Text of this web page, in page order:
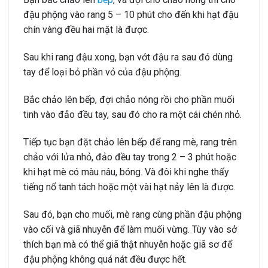
đậu phộng vào rang 5 – 10 phút cho đến khi hạt đậu
chín vàng đều hai mặt là được.
Sau khi rang đậu xong, bạn vớt đậu ra sau đó dùng
tay để loại bỏ phần vỏ của đậu phộng.
Bắc chảo lên bếp, đợi chảo nóng rồi cho phần muối
tinh vào đảo đều tay, sau đó cho ra một cái chén nhỏ.
Tiếp tục bạn đặt chảo lên bếp để rang mè, rang trên
chảo với lửa nhỏ, đảo đều tay trong 2 – 3 phút hoặc
khi hạt mè có màu nâu, bóng. Và đôi khi nghe thấy
tiếng nổ tanh tách hoặc một vài hạt nảy lên là được.
Sau đó, bạn cho muối, mè rang cùng phần đậu phộng
vào cối và giã nhuyễn để làm muối vừng. Tùy vào sở
thích bạn mà có thể giã thật nhuyễn hoặc giã sơ để
đậu phộng không quá nát đều được hết.